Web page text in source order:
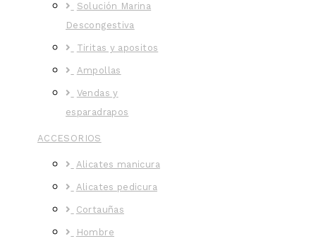
Solución Marina
Descongestiva
Tiritas y apositos
Ampollas
Vendas y
esparadrapos
ACCESORIOS
Alicates manicura
Alicates pedicura
Cortauñas
Hombre